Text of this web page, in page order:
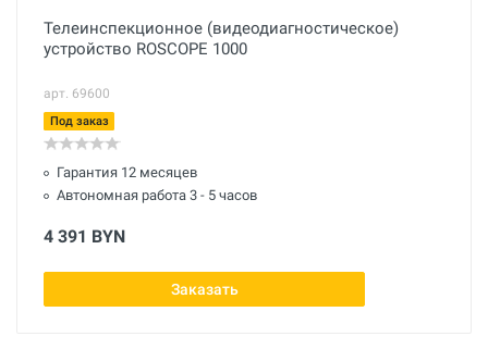
Телеинспекционное (видеодиагностическое)
устройство ROSCOPE 1000
арт. 69600
Под заказ
Гарантия 12 месяцев
Автономная работа 3 - 5 часов
4 391 BYN
Заказать